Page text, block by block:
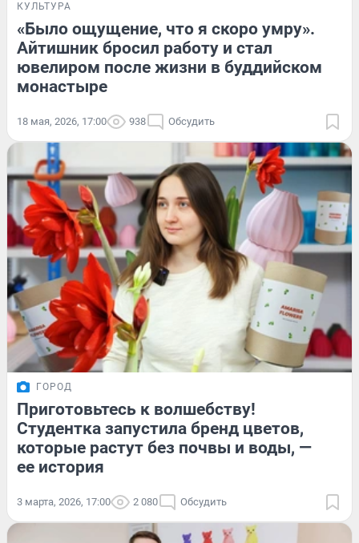
КУЛЬТУРА
«Было ощущение, что я скоро умру».
Айтишник бросил работу и стал
ювелиром после жизни в буддийском
монастыре
18 мая, 2026, 17:00 938 Обсудить
ГОРОД
Приготовьтесь к волшебству!
Студентка запустила бренд цветов,
которые растут без почвы и воды, —
ее история
3 марта, 2026, 17:00 2 080 Обсудить